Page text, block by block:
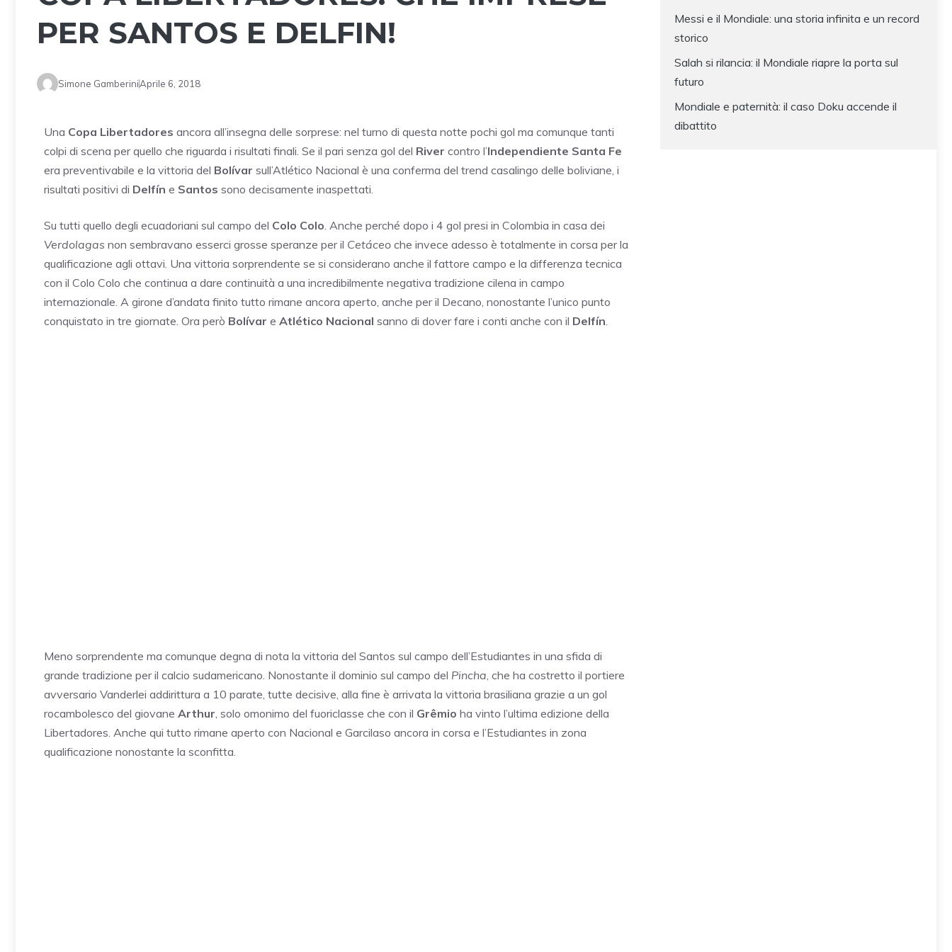
PER SANTOS E DELFIN!
Simone GamberiniAprile 6, 2018
Una Copa Libertadores ancora all’insegna delle sorprese: nel turno di questa notte pochi gol ma comunque tanti
colpi di scena per quello che riguarda i risultati finali. Se il pari senza gol del River contro l’Independiente Santa Fe
era preventivabile e la vittoria del Bolívar sull’Atlético Nacional è una conferma del trend casalingo delle boliviane, i
risultati positivi di Delfín e Santos sono decisamente inaspettati.
Su tutti quello degli ecuadoriani sul campo del Colo Colo. Anche perché dopo i 4 gol presi in Colombia in casa dei
Verdolagas non sembravano esserci grosse speranze per il Cetáceo che invece adesso è totalmente in corsa per la
qualificazione agli ottavi. Una vittoria sorprendente se si considerano anche il fattore campo e la differenza tecnica
con il Colo Colo che continua a dare continuità a una incredibilmente negativa tradizione cilena in campo
internazionale. A girone d’andata finito tutto rimane ancora aperto, anche per il Decano, nonostante l’unico punto
conquistato in tre giornate. Ora però Bolívar e Atlético Nacional sanno di dover fare i conti anche con il Delfín.
Meno sorprendente ma comunque degna di nota la vittoria del Santos sul campo dell’Estudiantes in una sfida di
grande tradizione per il calcio sudamericano. Nonostante il dominio sul campo del Pincha, che ha costretto il portiere
avversario Vanderlei addirittura a 10 parate, tutte decisive, alla fine è arrivata la vittoria brasiliana grazie a un gol
rocambolesco del giovane Arthur, solo omonimo del fuoriclasse che con il Grêmio ha vinto l’ultima edizione della
Libertadores. Anche qui tutto rimane aperto con Nacional e Garcilaso ancora in corsa e l’Estudiantes in zona
qualificazione nonostante la sconfitta.
Messi e il Mondiale: una storia infinita e un record
storico
Salah si rilancia: il Mondiale riapre la porta sul
futuro
Mondiale e paternità: il caso Doku accende il
dibattito